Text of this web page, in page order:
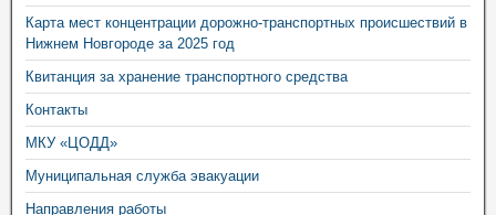
Карта мест концентрации дорожно-транспортных происшествий в
Нижнем Новгороде за 2025 год
Квитанция за хранение транспортного средства
Контакты
МКУ «ЦОДД»
Муниципальная служба эвакуации
Направления работы